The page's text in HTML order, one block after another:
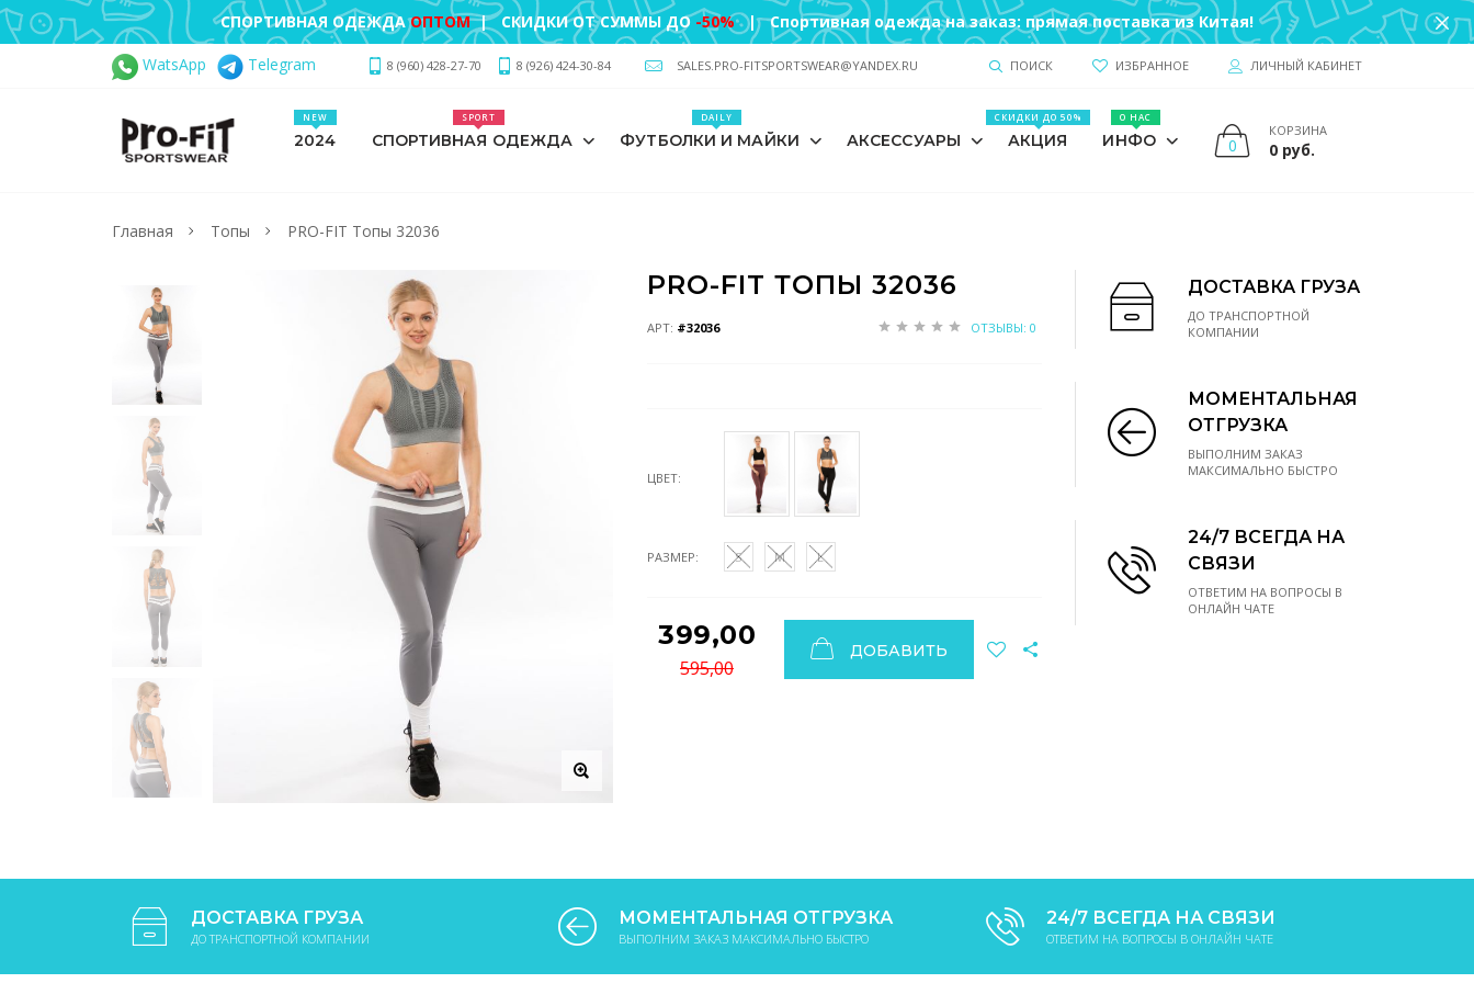
СПОРТИВНАЯ ОДЕЖДАОПТОМ| СКИДКИ ОТ СУММЫ ДО-50% | Спортивная одежда на заказ: прямая поставка из Китая!
WatsApp Telegram 8 (960) 428-27-70 8 (926) 424-30-84 SALES.PRO-FITSPORTSWEAR@YANDEX.RU ПОИСК ИЗБРАННОЕ ЛИЧНЫЙ КАБИНЕТ
2024
NEW
СПОРТИВНАЯ ОДЕЖДА
SPORT
ФУТБОЛКИ И МАЙКИ
DAILY
АКСЕССУАРЫ АКЦИЯ
СКИДКИ ДО 50%
ИНФО
О НАС
0
КОРЗИНА
0 руб.
Главная Топы PRO-FIT Топы 32036
PRO-FIT ТОПЫ 32036
АРТ: #32036 ОТЗЫВЫ: 0
ЦВЕТ:
РАЗМЕР: S M L
399,00
595,00
ДОБАВИТЬ
ДОСТАВКА ГРУЗА
ДО ТРАНСПОРТНОЙ
КОМПАНИИ
МОМЕНТАЛЬНАЯ
ОТГРУЗКА
ВЫПОЛНИМ ЗАКАЗ
МАКСИМАЛЬНО БЫСТРО
24/7 ВСЕГДА НА
СВЯЗИ
ОТВЕТИМ НА ВОПРОСЫ В
ОНЛАЙН ЧАТЕ
ДОСТАВКА ГРУЗА
ДО ТРАНСПОРТНОЙ КОМПАНИИ
МОМЕНТАЛЬНАЯ ОТГРУЗКА
ВЫПОЛНИМ ЗАКАЗ МАКСИМАЛЬНО БЫСТРО
24/7 ВСЕГДА НА СВЯЗИ
ОТВЕТИМ НА ВОПРОСЫ В ОНЛАЙН ЧАТЕ